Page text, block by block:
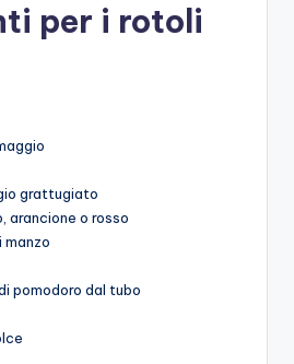
per i rotoli
grattugiato
arancione o rosso
manzo
pomodoro dal tubo